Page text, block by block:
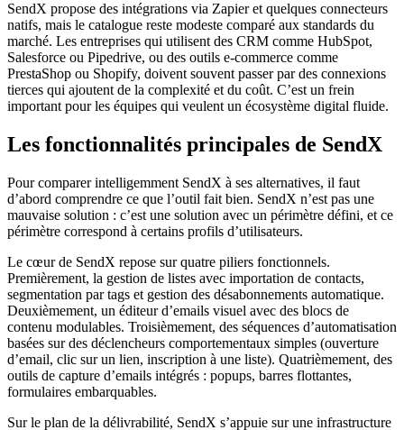
SendX propose des intégrations via Zapier et quelques connecteurs
natifs, mais le catalogue reste modeste comparé aux standards du
marché. Les entreprises qui utilisent des CRM comme HubSpot,
Salesforce ou Pipedrive, ou des outils e-commerce comme
PrestaShop ou Shopify, doivent souvent passer par des connexions
tierces qui ajoutent de la complexité et du coût. C’est un frein
important pour les équipes qui veulent un écosystème digital fluide.
Les fonctionnalités principales de SendX
Pour comparer intelligemment SendX à ses alternatives, il faut
d’abord comprendre ce que l’outil fait bien. SendX n’est pas une
mauvaise solution : c’est une solution avec un périmètre défini, et ce
périmètre correspond à certains profils d’utilisateurs.
Le cœur de SendX repose sur quatre piliers fonctionnels.
Premièrement, la gestion de listes avec importation de contacts,
segmentation par tags et gestion des désabonnements automatique.
Deuxièmement, un éditeur d’emails visuel avec des blocs de
contenu modulables. Troisièmement, des séquences d’automatisation
basées sur des déclencheurs comportementaux simples (ouverture
d’email, clic sur un lien, inscription à une liste). Quatrièmement, des
outils de capture d’emails intégrés : popups, barres flottantes,
formulaires embarquables.
Sur le plan de la délivrabilité, SendX s’appuie sur une infrastructure